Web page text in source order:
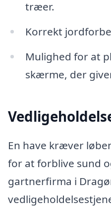
træer.
Korrekt
Mulighed for at
skærme, der
En have kræver
for at forblive sund
gartnerfirma i